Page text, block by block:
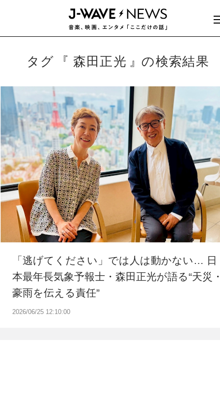
タグ 森田正光 の検索結果
2026/06/25 12:10:00
「逃げてください」では人は動かない… 日
本最年長気象予報士・森田正光が語る“天災
豪雨を伝える責任”